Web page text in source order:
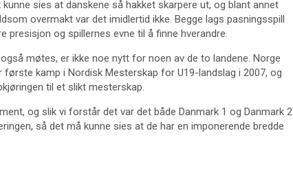
sies at danskene så hakket skarpere ut, og blant annet
overmakt var det imidlertid ikke. Begge lags pasningsspill
presisjon og spillernes evne til å finne hverandre.
møtes, er ikke noe nytt for noen av de to landene. Norge
kamp i Nordisk Mesterskap for U19-landslag i 2007, og
til et slikt mesterskap.
og slik vi forstår det var det både Danmark 1 og Danmark 2
så det må kunne sies at de har en imponerende bredde